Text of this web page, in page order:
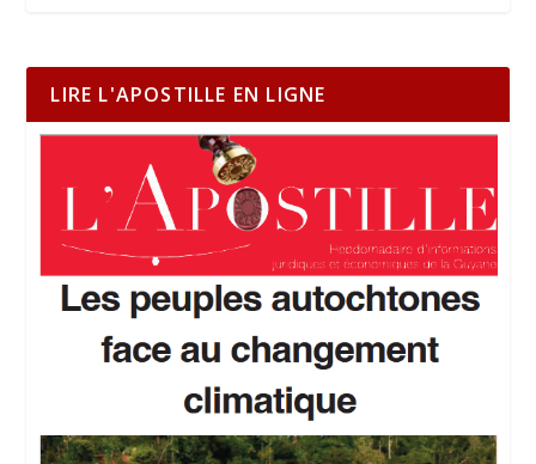
LIRE L'APOSTILLE EN LIGNE